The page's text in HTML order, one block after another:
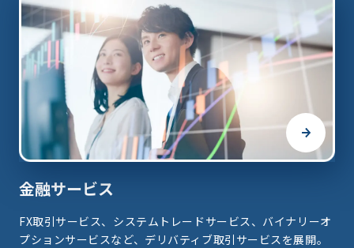
金融サービス
FX取引サービス、システムトレードサービス、バイナリーオ
プションサービスなど、デリバティブ取引サービスを展開。